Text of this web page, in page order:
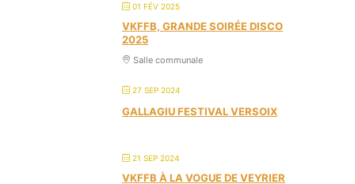
01 FÉV 2025
VKFFB, GRANDE SOIRÉE DISCO
2025
Salle communale
27 SEP 2024
GALLAGIU FESTIVAL VERSOIX
21 SEP 2024
VKFFB À LA VOGUE DE VEYRIER